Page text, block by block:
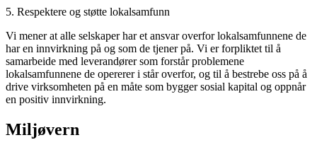
5. Respektere og støtte lokalsamfunn
Vi mener at alle selskaper har et ansvar overfor lokalsamfunnene de
har en innvirkning på og som de tjener på. Vi er forpliktet til å
samarbeide med leverandører som forstår problemene
lokalsamfunnene de opererer i står overfor, og til å bestrebe oss på å
drive virksomheten på en måte som bygger sosial kapital og oppnår
en positiv innvirkning.
Miljøvern